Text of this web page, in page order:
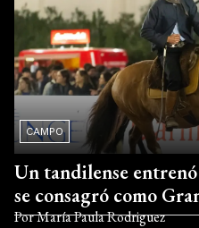
CAMPO
Un tandilense
se consagró como
PorMaría Paula Rodriguez